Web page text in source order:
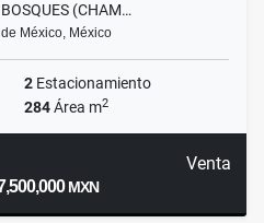
(CHAM…
México, México
2 Estacionamiento
284Área m2
Venta
MXN